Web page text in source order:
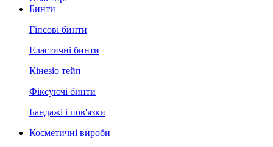
Бинти
Гіпсові бинти
Еластичні бинти
Кінезіо тейп
Фіксуючі бинти
Бандажі і пов'язки
Косметичні вироби